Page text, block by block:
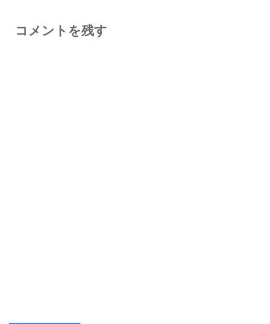
コメントを残す